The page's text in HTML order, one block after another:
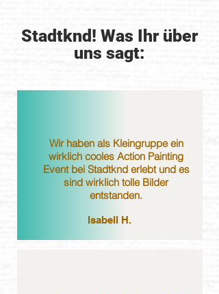
Stadtknd! Was Ihr über
uns sagt:
Wir haben als Kleingruppe ein
wirklich cooles Action Painting
Event bei Stadtknd erlebt und es
sind wirklich tolle Bilder
entstanden.
Isabell H.